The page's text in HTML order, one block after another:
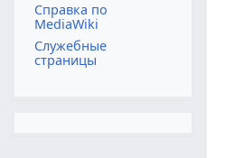
Справка по
MediaWiki
Служебные
страницы